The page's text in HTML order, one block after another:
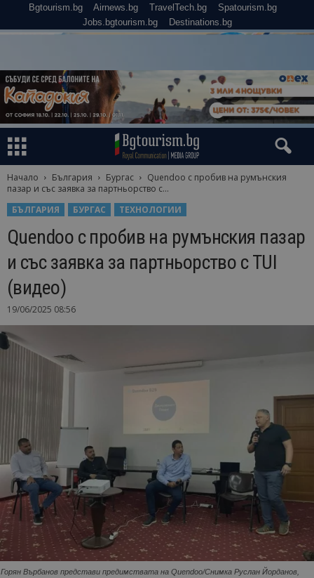
Bgtourism.bg Airnews.bg TravelTech.bg
Spatourism.bg
Jobs.bgtourism.bg
Destinations.bg
Начало България Бургас
Quendoo с пробив на румънския
пазар и със заявка за партньорство с...
БЪЛГАРИЯ
БУРГАС ТЕХНОЛОГИИ
Quendoo с пробив на румънския пазар
и със заявка за партньорство с TUI
(видео)
19/06/2025 08:56
Горян Върбанов представи предимствата на Quendoo/Снимка Руслан Йорданов,